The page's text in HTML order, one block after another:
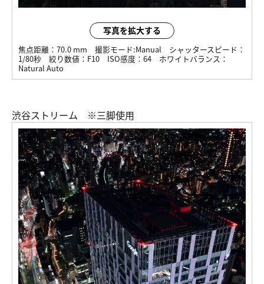
写真を拡大する
焦点距離： 70.0 mm 撮影モード:Manual
シャッタースピード：
1/80秒
絞り数値： F10 ISO感度： 64
ホワイトバランス：
Natural Auto
渋谷ストリーム ※三脚使用